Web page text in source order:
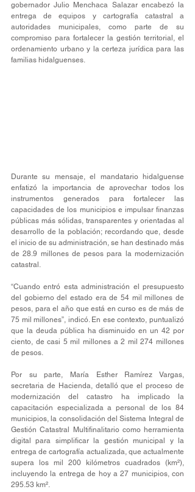
gobernador Julio Menchaca Salazar encabezó la
entrega de equipos y cartografía catastral a
autoridades municipales, como parte de su
compromiso para fortalecer la gestión territorial, el
ordenamiento urbano y la certeza jurídica para las
familias hidalguenses.
Durante su mensaje, el mandatario hidalguense
enfatizó la importancia de aprovechar todos los
instrumentos generados para fortalecer las
capacidades de los municipios e impulsar finanzas
públicas más sólidas, transparentes y orientadas al
desarrollo de la población; recordando que, desde
el inicio de su administración, se han destinado más
de 28.9 millones de pesos para la modernización
catastral.
“Cuando entró esta administración el presupuesto
del gobierno del estado era de 54 mil millones de
pesos, para el año que está en curso es de más de
75 mil millones”, indicó. En ese contexto, puntualizó
que la deuda pública ha disminuido en un 42 por
ciento, de casi 5 mil millones a 2 mil 274 millones
de pesos.
Por su parte, María Esther Ramírez Vargas,
secretaria de Hacienda, detalló que el proceso de
modernización del catastro ha implicado la
capacitación especializada a personal de los 84
municipios, la consolidación del Sistema Integral de
Gestión Catastral Multifinalitario como herramienta
digital para simplificar la gestión municipal y la
entrega de cartografía actualizada, que actualmente
supera los mil 200 kilómetros cuadrados (km²),
incluyendo la entrega de hoy a 27 municipios, con
295.53 km².